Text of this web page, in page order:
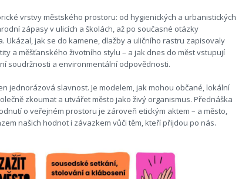
vrstvy městského prostoru: od hygienických a urbanistických
zápasy v ulicích a školách, až po současné otázky
Ukázal, jak se do kamene, dlažby a uličního rastru zapisovaly
a měšťanského životního stylu – a jak dnes do měst vstupují
soudržnosti a environmentální odpovědnosti.
jednorázová slavnost. Je modelem, jak mohou občané, lokální
zkoumat a utvářet město jako živý organismus. Přednáška
o veřejném prostoru je zároveň etickým aktem – a město,
našich hodnot i závazkem vůči těm, kteří přijdou po nás.